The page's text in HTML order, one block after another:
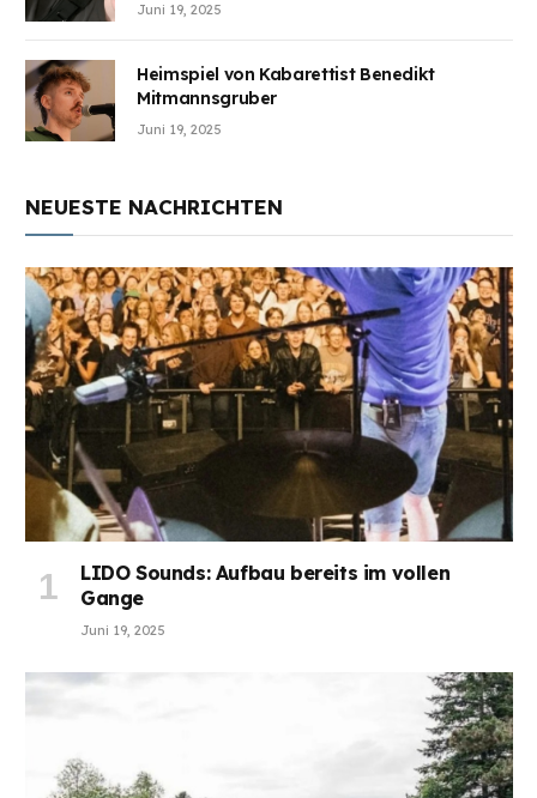
Juni 19, 2025
Heimspiel von Kabarettist Benedikt
Mitmannsgruber
Juni 19, 2025
NEUESTE NACHRICHTEN
LIDO Sounds: Aufbau bereits im vollen
Gange
Juni 19, 2025